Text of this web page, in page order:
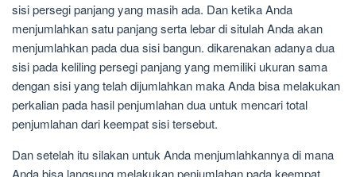
sisi persegi panjang yang masih ada. Dan ketika Anda
menjumlahkan satu panjang serta lebar di situlah Anda akan
menjumlahkan pada dua sisi bangun. dikarenakan adanya dua
sisi pada keliling persegi panjang yang memiliki ukuran sama
dengan sisi yang telah dijumlahkan maka Anda bisa melakukan
perkalian pada hasil penjumlahan dua untuk mencari total
penjumlahan dari keempat sisi tersebut.
Dan setelah itu silakan untuk Anda menjumlahkannya di mana